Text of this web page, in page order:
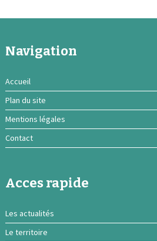
Navigation
Accueil
Plan du site
Mentions légales
Contact
Acces rapide
Les actualités
Le territoire